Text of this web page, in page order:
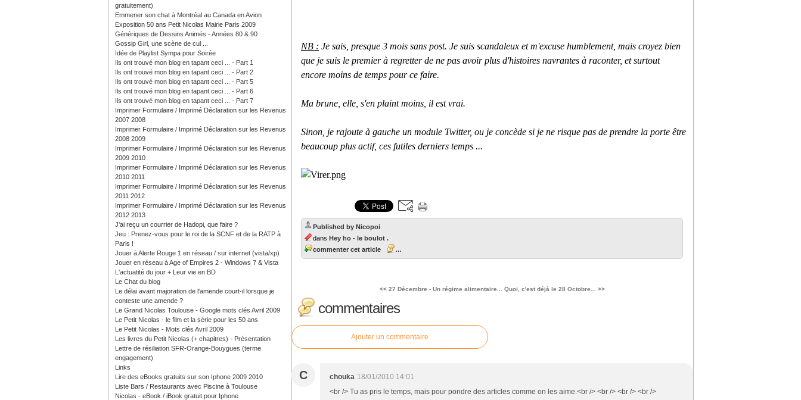
gratuitement)
Emmener son chat à Montréal au Canada en Avion
Exposition 50 ans Petit Nicolas Mairie Paris 2009
Génériques de Dessins Animés - Années 80 & 90
Gossip Girl, une scène de cul ...
Idée de Playlist Sympa pour Soirée
Ils ont trouvé mon blog en tapant ceci ... - Part 1
Ils ont trouvé mon blog en tapant ceci ... - Part 2
Ils ont trouvé mon blog en tapant ceci ... - Part 5
Ils ont trouvé mon blog en tapant ceci ... - Part 6
Ils ont trouvé mon blog en tapant ceci ... - Part 7
Imprimer Formulaire / Imprimé Déclaration sur les Revenus
2007 2008
Imprimer Formulaire / Imprimé Déclaration sur les Revenus
2008 2009
Imprimer Formulaire / Imprimé Déclaration sur les Revenus
2009 2010
Imprimer Formulaire / Imprimé Déclaration sur les Revenus
2010 2011
Imprimer Formulaire / Imprimé Déclaration sur les Revenus
2011 2012
Imprimer Formulaire / Imprimé Déclaration sur les Revenus
2012 2013
J'ai reçu un courrier de Hadopi, que faire ?
Jeu : Prenez-vous pour le roi de la SCNF et de la RATP à
Paris !
Jouer à Alerte Rouge 1 en réseau / sur internet (vista/xp)
Jouer en réseau à Age of Empires 2 - Windows 7 & Vista
L'actuatité du jour + Leur vie en BD
Le Chat du blog
Le délai avant majoration de l'amende court-il lorsque je
conteste une amende ?
Le Grand Nicolas Toulouse - Google mots clés Avril 2009
Le Petit Nicolas - le film et la série pour les 50 ans
Le Petit Nicolas - Mots clés Avril 2009
Les livres du Petit Nicolas (+ chapitres) - Présentation
Lettre de résiliation SFR-Orange-Bouygues (terme
engagement)
Links
Lire des eBooks gratuits sur son Iphone 2009 2010
Liste Bars / Restaurants avec Piscine à Toulouse
Nicolas - eBook / iBook gratuit pour Iphone
NB : Je sais, presque 3 mois sans post. Je suis scandaleux et m'excuse humblement, mais croyez bien
que je suis le premier à regretter de ne pas avoir plus d'histoires navrantes à raconter, et surtout
encore moins de temps pour ce faire.
Ma brune, elle, s'en plaint moins, il est vrai.
Sinon, je rajoute à gauche un module Twitter, ou je concède si je ne risque pas de prendre la porte être
beaucoup plus actif, ces futiles derniers temps ...
Published by Nicopoi
dans Hey ho - le boulot .
commenter cet article
…
<< 27 Décembre - Un régime alimentaire... Quoi, c'est déjà le 28 Octobre... >>
commentaires
Ajouter un commentaire
C chouka 18/01/2010 14:01
<br /> Tu as pris le temps, mais pour pondre des articles comme on les aime.<br /> <br /> <br /> <br />